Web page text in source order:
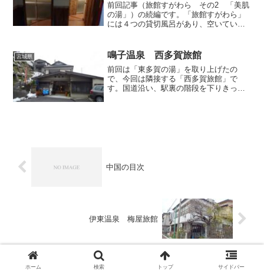
前回記事（旅館すがわら その2 「美肌
の湯」）の続編です。「旅館すがわら」
には４つの貸切風呂があり、空いていれ
を利用することにしました。４つの貸切
風呂はバラバラにあるので...
宮城県 鳴子温泉 西多賀旅館
前回は「東多賀の湯」を取り上げたの
で、今回は隣接する「西多賀旅館」で
す。国道沿い、駅裏の階段を下りきった
中国の目次
伊東温泉 梅屋旅館
ホーム 検索 トップ サイドバー